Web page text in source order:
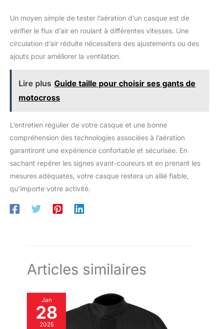
Un moyen simple de tester l’aération d’un casque est de
vérifier le flux d’air en roulant à différentes vitesses. Une
circulation d’air réduite nécessitera des ajustements ou des
ajouts pour améliorer la ventilation.
Lire plus Guide taille pour choisir ses gants de
motocross
L’entretien régulier de votre casque et une bonne
compréhension des technologies associées à l’aération
garantiront une expérience confortable et sécurisée. En
sachant repérer les signes avant-coureurs et en prenant les
mesures adéquates, votre casque restera un allié fiable,
qu’importe votre activité.
Articles similaires
Jan
28
2025